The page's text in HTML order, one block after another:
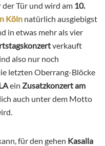
Tür und wird am 10.
Köln natürlich ausgiebigst
in etwas mehr als vier
verkauft
also nur noch
letzten Oberrang-Blöcke
ein Zusatzkonzert am
auch unter dem Motto
für den gehen Kasalla